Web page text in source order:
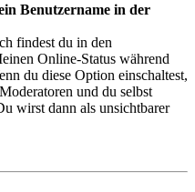
Benutzername in der
findest du in den
Online-Status während
du diese Option einschaltest,
und du selbst
wirst dann als unsichtbarer